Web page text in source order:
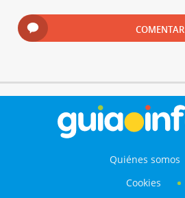
COMENTAR
Quiénes somos
Cookies